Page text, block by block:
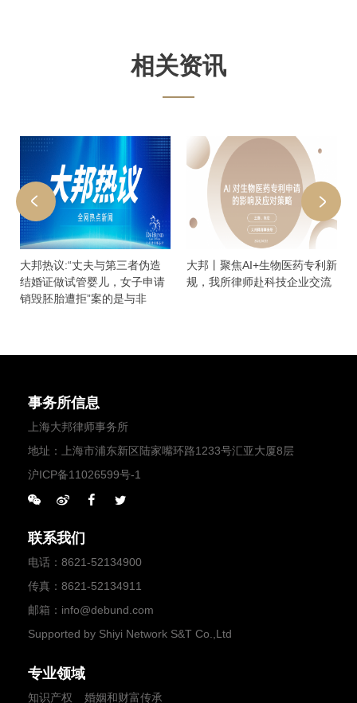
相关资讯
大邦热议:“丈夫与第三者伪造
结婚证做试管婴儿，女子申请
销毁胚胎遭拒”案的是与非
大邦丨聚焦AI+生物医药专利新
规，我所律师赴科技企业交流
事务所信息
上海大邦律师事务所
地址：上海市浦东新区陆家嘴环路1233号汇亚大厦8层
沪ICP备11026599号-1
联系我们
电话 ： 8621-52134900
传真 ：8621-52134911
邮箱 ： info@debund.com
Supported by Shiyi Network S&T Co.,Ltd
专业领域
知识产权 婚姻和财富传承